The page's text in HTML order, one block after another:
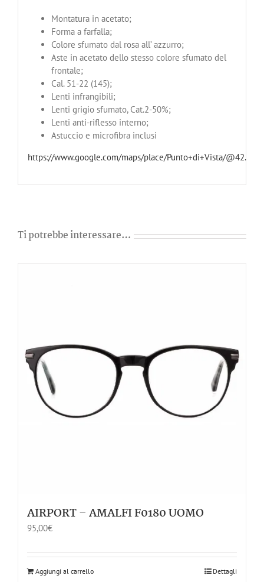
Montatura in acetato;
Forma a farfalla;
Colore sfumato dal rosa all’ azzurro;
Aste in acetato dello stesso colore sfumato del
frontale;
Cal. 51-22 (145);
Lenti infrangibili;
Lenti grigio sfumato, Cat.2-50%;
Lenti anti-riflesso interno;
Astuccio e microfibra inclusi
https://www.google.com/maps/place/Punto+di+Vista/
Ti potrebbe interessare…
AIRPORT – AMALFI F0180 UOMO
95,00€
Aggiungi al carrello Dettagli